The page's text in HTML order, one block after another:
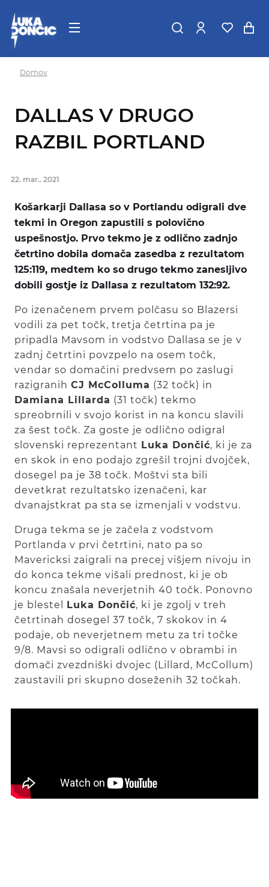
DALLAS V DRUGO
RAZBIL PORTLAND
22. mar.. 2021
Košarkarji Dallasa so v Portlandu odigrali dve
tekmi in Oregon zapustili s polovično
uspešnostjo. Prvo tekmo je z odlično zadnjo
četrtino dobila domača zasedba z rezultatom
125:119, medtem ko so drugo tekmo zanesljivo
dobili gostje iz Dallasa z rezultatom 132:92.
Po izenačenem prvem polčasu so Blazersi
vodili za pet točk, tretja četrtina pa je
pripadla Mavsom in vodstvo Dallasa se je v
zadnj četrtini povzpelo na osem točk,
vendar so domačini predvsem po zaslugi
razigranih CJ McColluma (32 točk) in
Damiana Lillarda (31 točk) tekmo
spreobrnili v svojo korist in na koncu slavili
za šest točk. Za goste je odlično odigral
slovenski reprezentant Luka Dončić, ki je za
en skok in eno podajo zgrešil trojni dvojček,
dosegel pa je 38 točk. Moštvi sta bili
devetkrat rezultatsko izenačeni, kar
dvanajstkrat pa sta se izmenjali v vodstvu.
Druga tekma se je začela z vodstvom
Portlanda v prvi četrtini, nato pa so
Mavericksi zaigrali na precej višjem nivoju in
do konca tekme višali prednost, ki je ob
koncu znašala neverjetnih 40 točk. Ponovno
je blestel Luka Dončić, ki je zgolj v treh
četrtinah dosegel 37 točk, 7 skokov in 4
podaje, ob neverjetnem metu za tri točke
9/8. Mavsi so odigrali odlično v obrambi in
domači zvezdniški dvojec (Lillard, McCollum)
zaustavili pri skupno doseženih 32 točkah.
Domov